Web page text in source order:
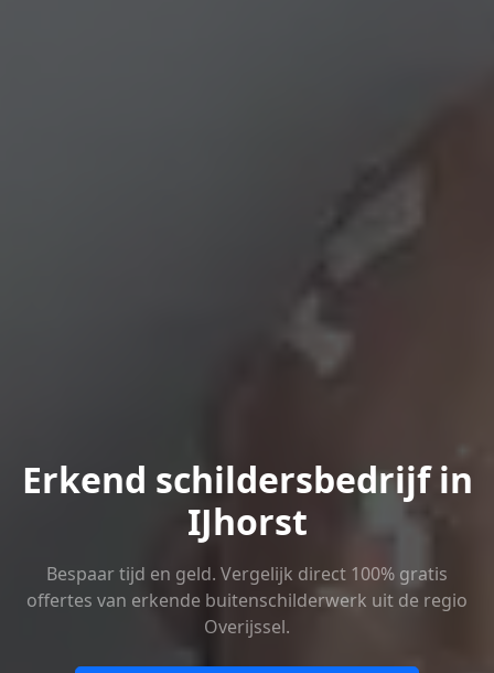
Erkend schildersbedrijf in
IJhorst
Bespaar tijd en geld. Vergelijk direct 100% gratis
offertes van erkende buitenschilderwerk uit de regio
Overijssel.